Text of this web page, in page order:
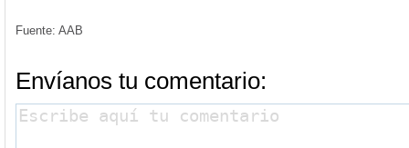
Fuente: AAB
Envíanos tu comentario: